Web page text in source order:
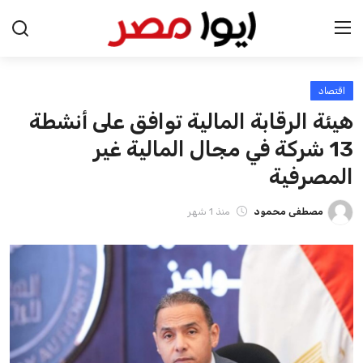
الرئيسية
اخبار مصر
عرب وعالم
اقتصاد
اخبار الرياضة
منوعات
فن وثقافة
اقتصاد
هيئة الرقابة المالية توافق على أنشطة
13 شركة في مجال المالية غير
المصرفية
مصطفى محمود منذ 1 شهر